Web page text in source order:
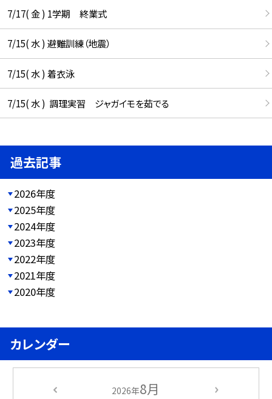
7/17( 金 ) 1学期 終業式
7/15( 水 ) 避難訓練（地震）
7/15( 水 ) 着衣泳
7/15( 水 ) 調理実習 ジャガイモを茹でる
過去記事
2026年度
2025年度
2024年度
2023年度
2022年度
2021年度
2020年度
カレンダー
2026年8月